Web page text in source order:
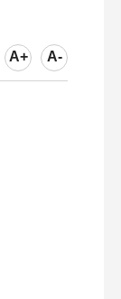
A+ A-